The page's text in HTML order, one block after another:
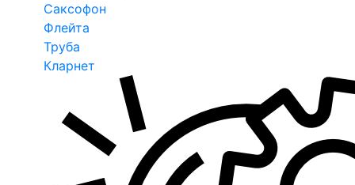
Саксофон
Флейта
Труба
Кларнет